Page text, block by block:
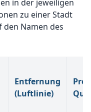
in der jeweiligen
zu einer Stadt
den Namen des
Entfernung
(Luftlinie)